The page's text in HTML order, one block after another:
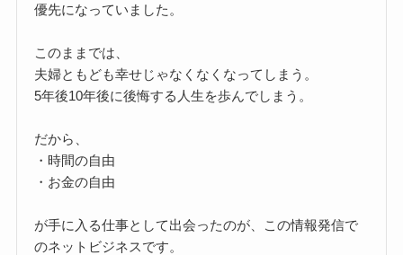
優先になっていました。
このままでは、
夫婦ともども幸せじゃなくなくなってしまう。
5年後10年後に後悔する人生を歩んでしまう。
だから、
・時間の自由
・お金の自由
が手に入る仕事として出会ったのが、この情報発信で
のネットビジネスです。